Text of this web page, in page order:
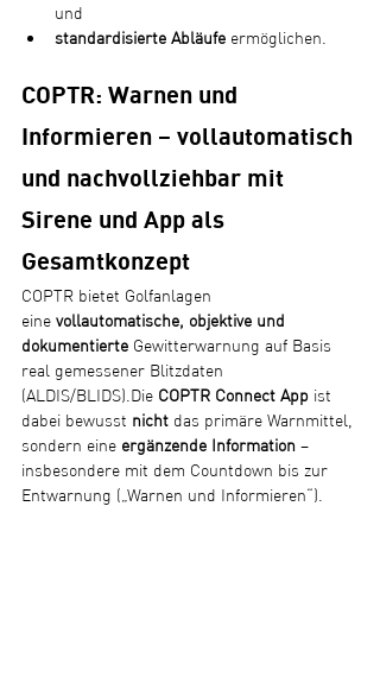
und
standardisierte Abläufe ermöglichen.
COPTR: Warnen und
Informieren – vollautomatisch
und nachvollziehbar mit
Sirene und App als
Gesamtkonzept
COPTR bietet Golfanlagen
eine vollautomatische, objektive und
dokumentierte Gewitterwarnung auf Basis
real gemessener Blitzdaten
(ALDIS/BLIDS).Die COPTR Connect App ist
dabei bewusst nicht das primäre Warnmittel,
sondern eine ergänzende Information –
insbesondere mit dem Countdown bis zur
Entwarnung („Warnen und Informieren“).